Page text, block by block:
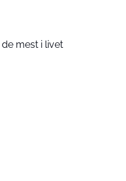
mest i livet